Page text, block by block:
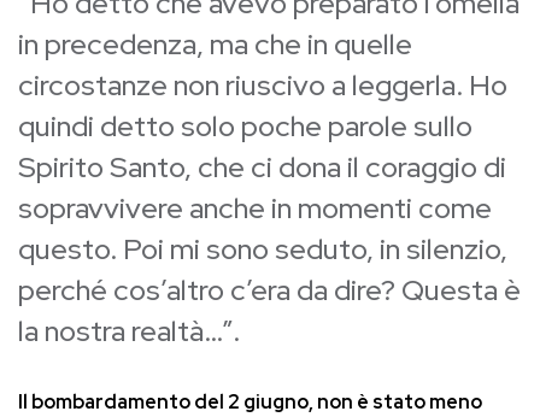
in precedenza, ma che in quelle
circostanze non riuscivo a leggerla. Ho
quindi detto solo poche parole sullo
Spirito Santo, che ci dona il coraggio di
sopravvivere anche in momenti come
questo. Poi mi sono seduto, in silenzio,
perché cos’altro c’era da dire? Questa è
la nostra realtà…”.
Il bombardamento del 2 giugno, non è stato meno